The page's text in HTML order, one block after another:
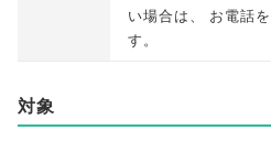
い場合は、
お電話
す。
対象